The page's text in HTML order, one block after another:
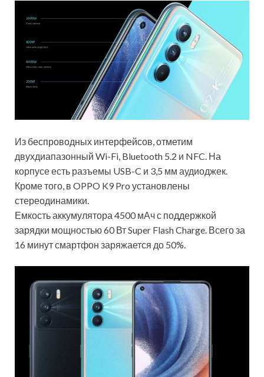
Из беспроводных интерфейсов, отметим
двухдиапазонный Wi-Fi, Bluetooth 5.2 и NFC. На
корпусе есть разъемы USB-C и 3,5 мм аудиоджек.
Кроме того, в OPPO K9 Pro установлены
стереодинамики.
Емкость аккумулятора 4500 мАч с поддержкой
зарядки мощностью 60 Вт Super Flash Charge. Всего за
16 минут смартфон заряжается до 50%.